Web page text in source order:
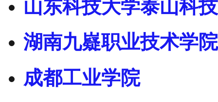
山东科技大学泰山科
湖南九嶷职业技术学院
成都工业学院